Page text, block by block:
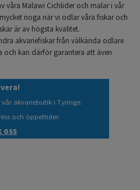
våra Malawi Cichlider och malar i vår
noga när vi odlar våra fiskar och
är av högsta kvalitet.
akvariefiskar från välkända odlare
och kan därför garantera att även
akvariebutik i Tyringe.
och öppettider:
oss